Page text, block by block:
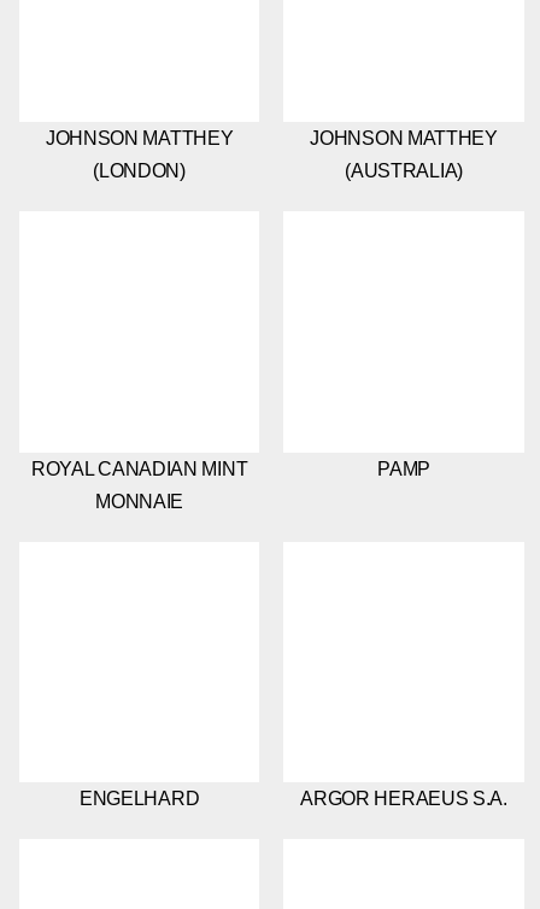
JOHNSON MATTHEY
(LONDON)
JOHNSON MATTHEY
(AUSTRALIA)
ROYAL CANADIAN MINT
MONNAIE
PAMP
ENGELHARD ARGOR HERAEUS S.A.